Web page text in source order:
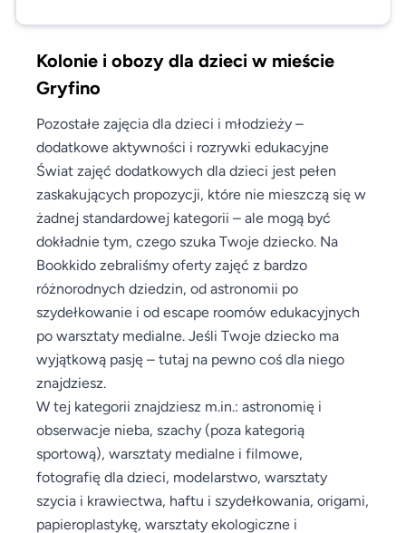
Kolonie i obozy dla dzieci w mieście
Gryfino
Pozostałe zajęcia dla dzieci i młodzieży –
dodatkowe aktywności i rozrywki edukacyjne
Świat zajęć dodatkowych dla dzieci jest pełen
zaskakujących propozycji, które nie mieszczą się w
żadnej standardowej kategorii – ale mogą być
dokładnie tym, czego szuka Twoje dziecko. Na
Bookkido zebraliśmy oferty zajęć z bardzo
różnorodnych dziedzin, od astronomii po
szydełkowanie i od escape roomów edukacyjnych
po warsztaty medialne. Jeśli Twoje dziecko ma
wyjątkową pasję – tutaj na pewno coś dla niego
znajdziesz.
W tej kategorii znajdziesz m.in.: astronomię i
obserwacje nieba, szachy (poza kategorią
sportową), warsztaty medialne i filmowe,
fotografię dla dzieci, modelarstwo, warsztaty
szycia i krawiectwa, haftu i szydełkowania, origami,
papieroplastykę, warsztaty ekologiczne i